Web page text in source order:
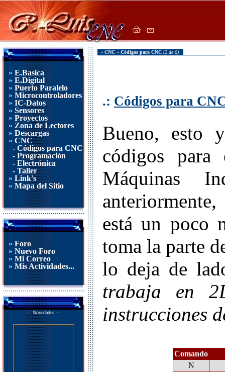
» E.Basica
» E.Digital
» Puerto Paralelo
» Microcontroladores
» IC-Datos
» Sensores
» Proyectos
» Zona de Lectores
» Descargas
» CNC
- Códigos para CNC
- Programación
- Electrónica
- Taller
» Link's
» Mapa del Sitio
» Foro
» Nuevo Foro
» Mi Correo
» Mis Actividades...
--- Novedades ---
» CNC » Códigos para CNC (2 de 6)
.: Códigos para
Bueno, esto
códigos para
Máquinas
está un poco
toma la parte
lo deja de
trabaja en
instrucciones
Comando
N